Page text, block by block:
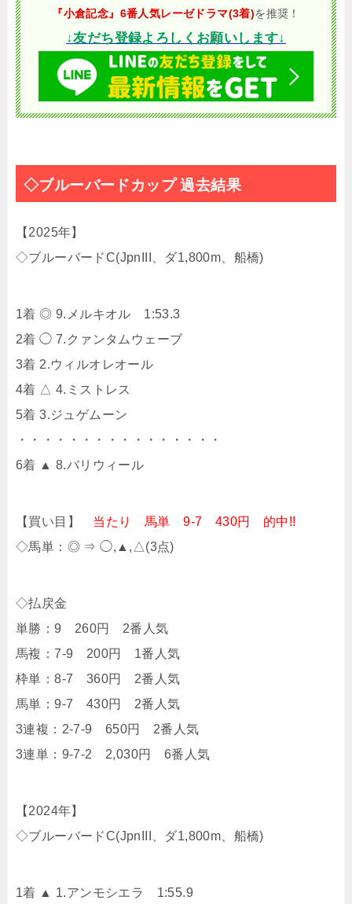
『小倉記念』6番人気レーゼドラマ(3着)を推奨！
↓友だち登録よろしくお願いします↓
◇ブルーバードカップ 過去結果
【2025年】
◇ブルーバードC(JpnIII、ダ1,800m、船橋)
1着 ◎ 9.メルキオル 1:53.3
2着 ◯ 7.クァンタムウェーブ
3着 2.ウィルオレオール
4着 △ 4.ミストレス
5着 3.ジュゲムーン
・・・・・・・・・・・・・・・・
6着 ▲ 8.バリウィール
【買い目】 当たり 馬単 9-7 430円 的中!!
◇馬単：◎ ⇒ ◯,▲,△(3点)
◇払戻金
単勝：9 260円 2番人気
馬複：7-9 200円 1番人気
枠単：8-7 360円 2番人気
馬単：9-7 430円 2番人気
3連複：2-7-9 650円 2番人気
3連単：9-7-2 2,030円 6番人気
【2024年】
◇ブルーバードC(JpnIII、ダ1,800m、船橋)
1着 ▲ 1.アンモシエラ 1:55.9